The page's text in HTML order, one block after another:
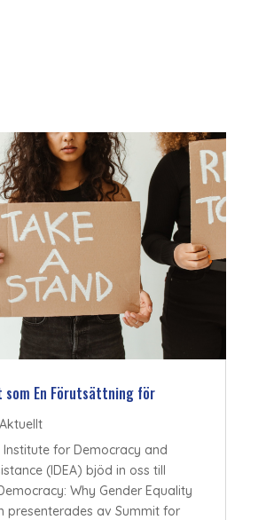
som En Förutsättning för
Aktuellt
for Democracy and
(IDEA) bjöd in oss till
Why Gender Equality
presenterades av Summit for